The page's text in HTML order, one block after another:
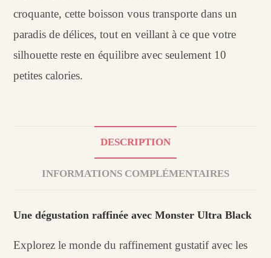
croquante, cette boisson vous transporte dans un
paradis de délices, tout en veillant à ce que votre
silhouette reste en équilibre avec seulement 10
petites calories.
DESCRIPTION
INFORMATIONS COMPLÉMENTAIRES
Une dégustation raffinée avec Monster Ultra Black
Explorez le monde du raffinement gustatif avec les